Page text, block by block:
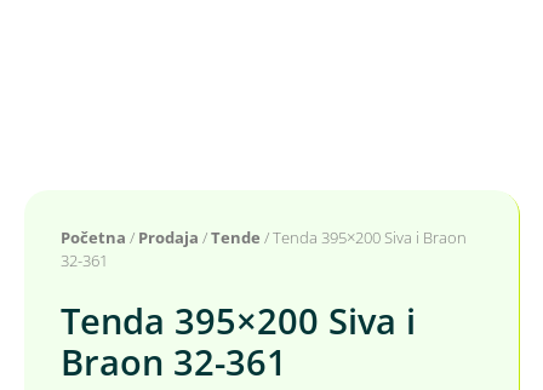
Početna / Prodaja /Tende / Tenda 395×200 Siva i Braon
32-361
Tenda 395×200 Siva i
Braon 32-361